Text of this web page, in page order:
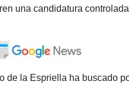
una candidatura
de la Espriella ha buscado